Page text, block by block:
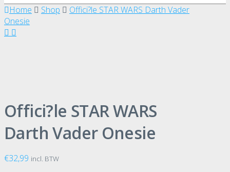
Home Shop
Offici?le STAR WARS Darth Vader
Onesie
Offici?le STAR WARS
Darth Vader Onesie
€32,99 incl. BTW